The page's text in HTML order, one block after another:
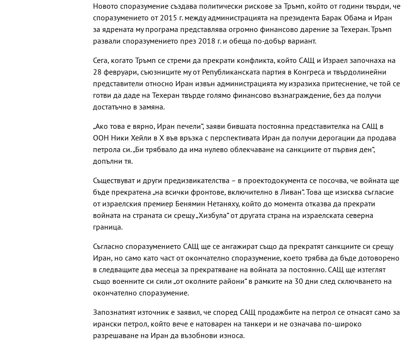
Новото споразумение създава политически рискове за Тръмп, който от години твърди, че
споразумението от 2015 г. между администрацията на президента Барак Обама и Иран
за ядрената му програма представлява огромно финансово дарение за Техеран. Тръмп
развали споразумението през 2018 г. и обеща по-добър вариант.
Сега, когато Тръмп се стреми да прекрати конфликта, който САЩ и Израел започнаха на
28 февруари, съюзниците му от Републиканската партия в Конгреса и твърдолинейни
представители относно Иран извън администрацията му изразиха притеснение, че той се
готви да даде на Техеран твърде голямо финансово възнаграждение, без да получи
достатъчно в замяна.
„Ако това е вярно, Иран печели“, заяви бившата постоянна представителка на САЩ в
ООН Ники Хейли в Х във връзка с перспективата Иран да получи дерогации да продава
петрола си. „Би трябвало да има нулево облекчаване на санкциите от първия ден“,
допълни тя.
Съществуват и други предизвикателства – в проектодокумента се посочва, че войната ще
бъде прекратена „на всички фронтове, включително в Ливан“. Това ще изисква съгласие
от израелския премиер Бенямин Нетаняху, който до момента отказва да прекрати
войната на страната си срещу „Хизбула“ от другата страна на израелската северна
граница.
Съгласно споразумението САЩ ще се ангажират също да прекратят санкциите си срещу
Иран, но само като част от окончателно споразумение, което трябва да бъде дотоворено
в следващите два месеца за прекратяване на войната за постоянно. САЩ ще изтеглят
също военните си сили „от околните райони“ в рамките на 30 дни след сключването на
окончателно споразумение.
Запознатият източник е заявил, че според САЩ продажбите на петрол се отнасят само за
ирански петрол, който вече е натоварен на танкери и не означава по-широко
разрешаване на Иран да възобнови износа.